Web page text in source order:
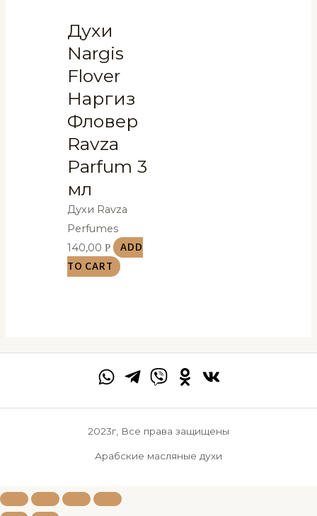
Духи
Nargis
Flover
Наргиз
Фловер
Ravza
Parfum 3
мл
Духи Ravza
Perfumes
140,00Р
ADD
TO CART
2023г, Все права защищены
Арабские масляные духи